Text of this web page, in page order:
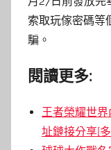
索取玩傢密碼等
騙。
閱讀更多:
王者榮耀世
址鏈接分享[